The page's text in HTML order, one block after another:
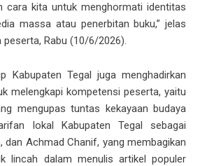
cara kita untuk menghormati identitas
massa atau penerbitan buku,” jelas
peserta, Rabu (10/6/2026).
Kabupaten Tegal juga menghadirkan
melengkapi kompetensi peserta, yaitu
mengupas tuntas kekayaan budaya
lokal Kabupaten Tegal sebagai
dan Achmad Chanif, yang membagikan
lincah dalam menulis artikel populer